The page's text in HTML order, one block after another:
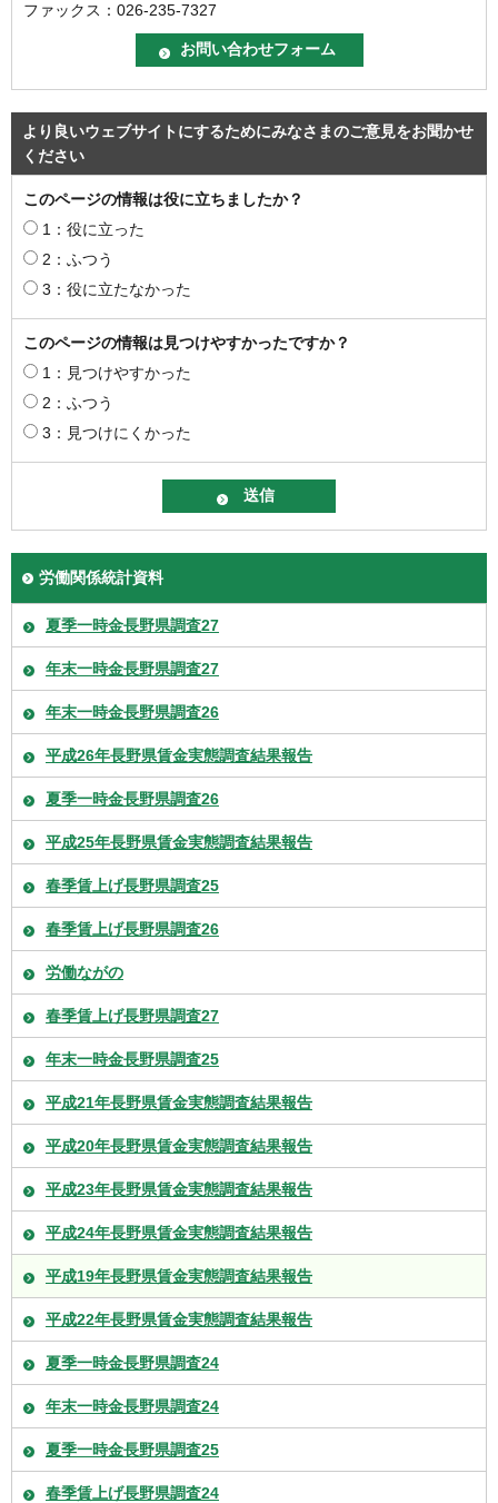
ファックス：026-235-7327
より良いウェブサイトにするためにみなさまのご意見をお聞かせ
ください
このページの情報は役に立ちましたか？
1：役に立った
2：ふつう
3：役に立たなかった
このページの情報は見つけやすかったですか？
1：見つけやすかった
2：ふつう
3：見つけにくかった
労働関係統計資料
夏季一時金長野県調査27
年末一時金長野県調査27
年末一時金長野県調査26
平成26年長野県賃金実態調査結果報告
夏季一時金長野県調査26
平成25年長野県賃金実態調査結果報告
春季賃上げ長野県調査25
春季賃上げ長野県調査26
労働ながの
春季賃上げ長野県調査27
年末一時金長野県調査25
平成21年長野県賃金実態調査結果報告
平成20年長野県賃金実態調査結果報告
平成23年長野県賃金実態調査結果報告
平成24年長野県賃金実態調査結果報告
平成19年長野県賃金実態調査結果報告
平成22年長野県賃金実態調査結果報告
夏季一時金長野県調査24
年末一時金長野県調査24
夏季一時金長野県調査25
春季賃上げ長野県調査24